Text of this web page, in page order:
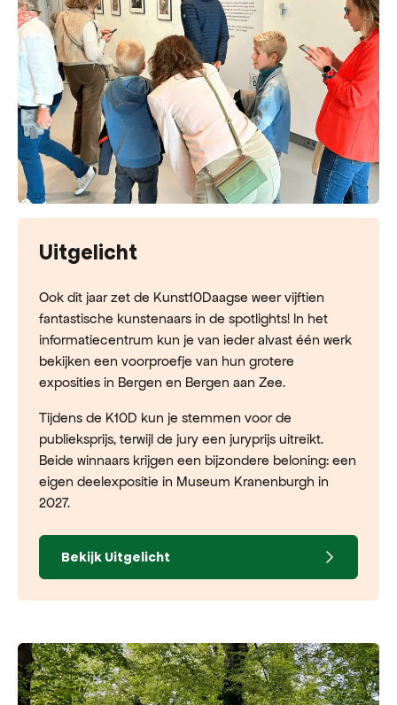
Uitgelicht
Ook dit jaar zet de Kunst10Daagse weer vijftien
fantastische kunstenaars in de spotlights! In het
informatiecentrum kun je van ieder alvast één werk
bekijken een voorproefje van hun grotere
exposities in Bergen en Bergen aan Zee.
Tijdens de K10D kun je stemmen voor de
publieksprijs, terwijl de jury een juryprijs uitreikt.
Beide winnaars krijgen een bijzondere beloning: een
eigen deelexpositie in Museum Kranenburgh in
2027.
Bekijk Uitgelicht